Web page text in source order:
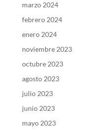
marzo 2024
febrero 2024
enero 2024
noviembre 2023
octubre 2023
agosto 2023
julio 2023
junio 2023
mayo 2023